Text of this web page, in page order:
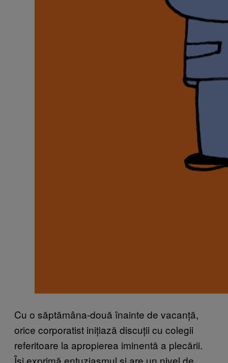
Cu o săptămâna-două înainte de vacanță,
orice corporatist inițiază discuții cu colegii
referitoare la apropierea iminentă a plecării.
Își exprimă entuziasmul și are un nivel de